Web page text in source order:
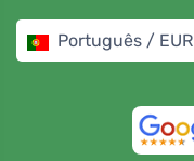
Português / EUR